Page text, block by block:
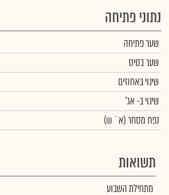
נתוני פתיחה
שער פתיחה
שער בסיס
שינוי באחוזים
שינויב- אג'
נפח מסחר(א` ₪)
תשואות
מתחילת השבוע